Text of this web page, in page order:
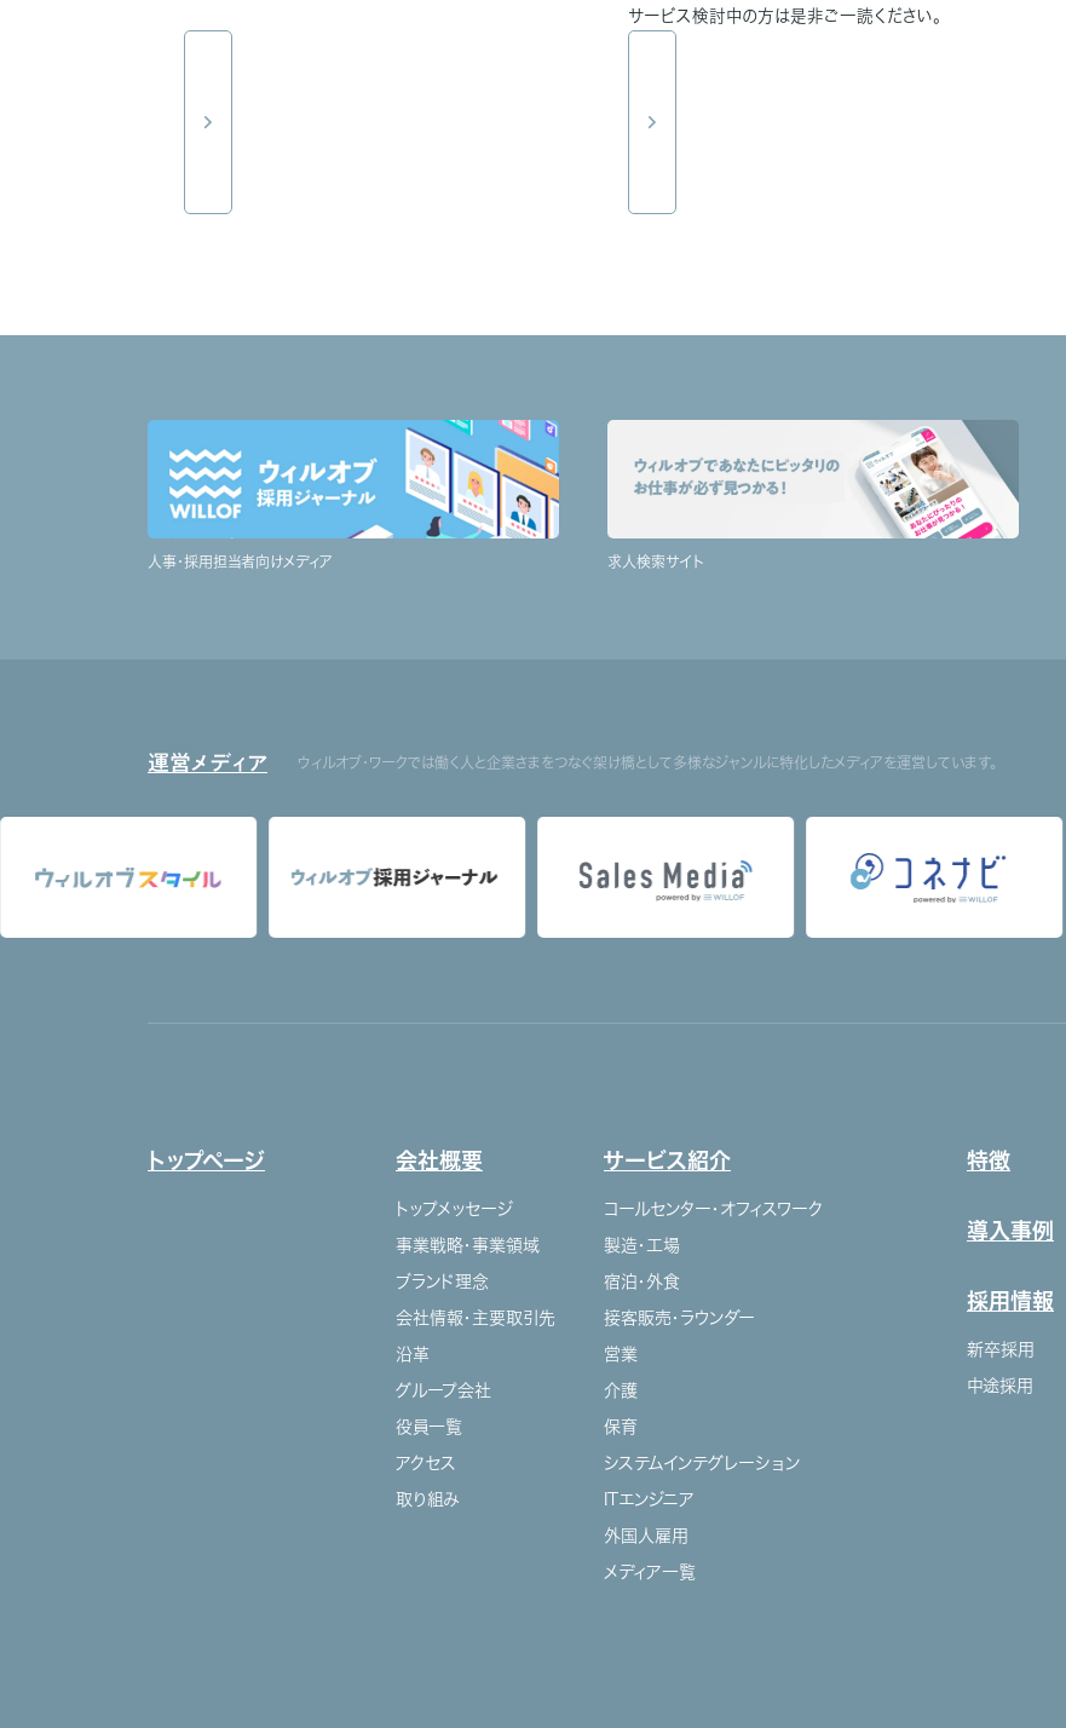
サービス検討中の方は是非ご一読ください。
人事・採用担当者向けメディア 求人検索サイト
運営メディア ウィルオブ・ワークでは働く人と企業さまをつなぐ架け橋として多様なジャンルに特化したメディアを運営しています。
トップページ 会社概要
トップメッセージ
事業戦略・事業領域
ブランド理念
会社情報・主要取引先
沿革
グループ会社
役員一覧
アクセス
取り組み
サービス紹介
コールセンター・オフィスワーク
製造・工場
宿泊・外食
接客販売・ラウンダー
営業
介護
保育
システムインテグレーション
ITエンジニア
外国人雇用
メディア一覧
特徴
導入事例
採用情報
新卒採用
中途採用